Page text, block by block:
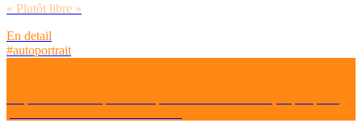
« Plutôt libre »
En detail
#autoportrait